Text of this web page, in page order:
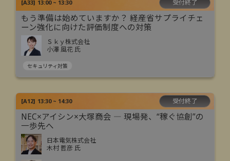
[A33] 13:00 ~ 13:30 受付終了
もう準備は始めていますか？ 経産省サプライチェ
ーン強化に向けた評価制度への対策
Ｓｋｙ株式会社
小澤 風花 氏
セキュリティ対策
[A12] 13:30 ~ 14:30 受付終了
NEC×アイシン×大塚商会 ― 現場発、“稼ぐ協創”の
一歩先へ
日本電気株式会社
木村 哲彦 氏